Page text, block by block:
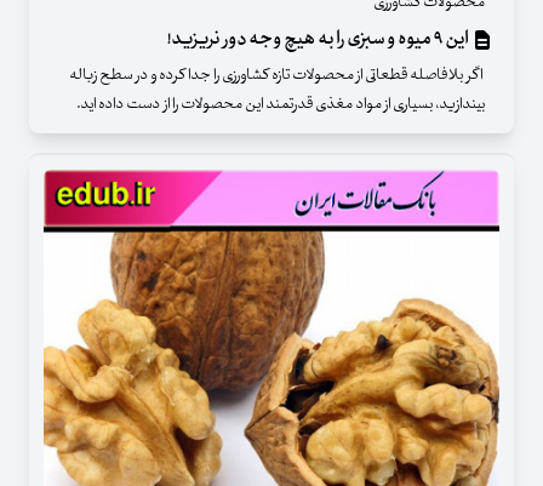
این ۹ میوه و سبزی را به هیچ وجه دور نریزید!
اگر بلافاصله قطعاتی از محصولات تازه کشاورزی را جدا کرده و در سطح زباله
بیندازید، بسیاری از مواد مغذی قدرتمند این محصولات را از دست داده اید.